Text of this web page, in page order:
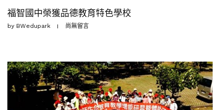
福智國中榮獲品德教育特色學校
by BWedupark 尚無留言